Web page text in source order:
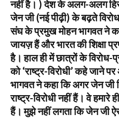
नहीं है। ) देश के अलग-अलग
जेन जी (नई पीढ़ी) के बढ़ते
संघ के प्रमुख मोहन भागवत ने
जायज़ हैं और भारत की शिक्षा
है। हाल ही में छात्रों के विरोध-
को ‘राष्ट्र-विरोधी’ कहे जाने
भागवत ने कहा कि अगर जेन जी
राष्ट्र-विरोधी नहीं हैं। वे हमारे
हैं। मुझे नहीं लगता कि जेन जी